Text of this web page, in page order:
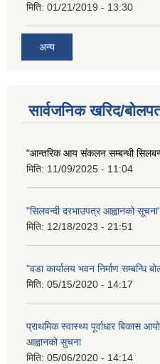
मिति: 01/21/2019 - 13:30
अन्य
सार्वजनिक खरिद/
"आन्तरिक आय संकलन सम्बन्धी
मिति: 11/09/2025 - 11:04
"सिलवन्दी दरभाउपत्र आह्वानको
मिति: 12/18/2023 - 21:51
"वडा कार्यालय भवन निर्माण सम्बन्धि
मिति: 05/15/2020 - 14:17
प्राथमिक स्वास्थ्य पूर्वाधार बिकास
आह्वानको सुचना
मिति: 05/06/2020 - 14:14